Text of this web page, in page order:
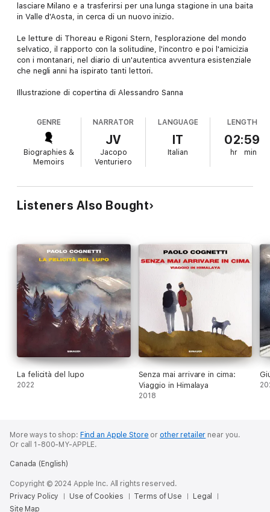
lasciare Milano e a trasferirsi per una lunga stagione in una baita
in Valle d'Aosta, in cerca di un nuovo inizio.
Le letture di Thoreau e Rigoni Stern, l'esplorazione del mondo
selvatico, il rapporto con la solitudine, l'incontro e poi l'amicizia
con i montanari, nel diario di un'autentica avventura esistenziale
che negli anni ha ispirato tanti lettori.
Illustrazione di copertina di Alessandro Sanna
GENRE
Biographies &
Memoirs
NARRATOR
JV
Jacopo
Venturiero
LANGUAGE
IT
Italian
LENGTH
02:59
hr min
Listeners Also Bought
La felicità del lupo
2022
Senza mai arrivare in cima:
Viaggio in Himalaya
2018
More ways to shop: Find an Apple Store or other retailer near you.
Or call 1-800-MY-APPLE.
Canada (English)
Copyright © 2024 Apple Inc. All rights reserved.
Privacy Policy
Use of Cookies Terms of Use
Legal
Site Map